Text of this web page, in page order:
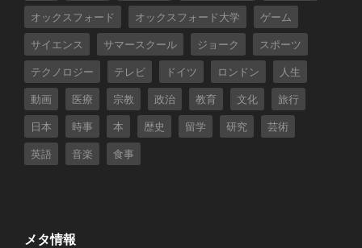
オックスフォード オックスフォード大学 ゲーム
サイエンス サマースクール ジョーク スポーツ
テクノロジー テレビ ドイツ ロンドン 人生
動画 医療 宗教 政治 教育 文化 旅行
日本 時事 本 歴史 留学 研究 芸術
英語 音楽 食事
メタ情報